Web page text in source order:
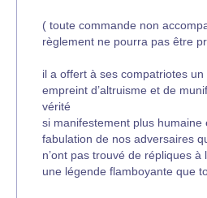
( toute commande non
règlement ne pourra pas être
il a offert à ses compatriotes
empreint d’altruisme et de
vérité
si manifestement plus humaine
fabulation de nos adversaires
n’ont pas trouvé de répliques
une légende flamboyante que